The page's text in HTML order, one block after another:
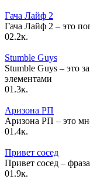
Гача Лайф 2
Гача Лайф 2 – это
02.2к.
Stumble Guys
Stumble Guys – это
элементами
01.3к.
Аризона РП
Аризона РП – это
01.4к.
Привет сосед
Привет сосед –
01.9к.